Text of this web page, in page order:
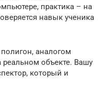
практика – на
навык ученика
аналогом
реальном объекте. Вашу
который и